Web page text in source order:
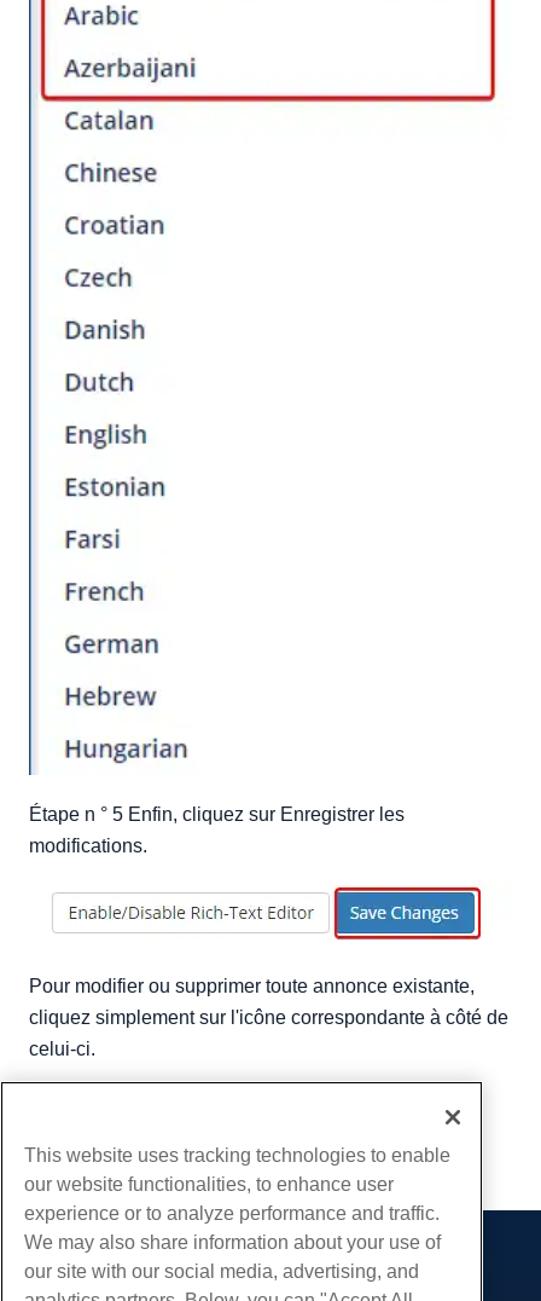
Étape n ° 5 Enfin, cliquez sur Enregistrer les
modifications.
Pour modifier ou supprimer toute annonce existante,
cliquez simplement sur l'icône correspondante à côté de
celui-ci.
Copie URL
Des produits
This website uses tracking technologies to enable
our website functionalities, to enhance user
experience or to analyze performance and traffic.
We may also share information about your use of
our site with our social media, advertising, and